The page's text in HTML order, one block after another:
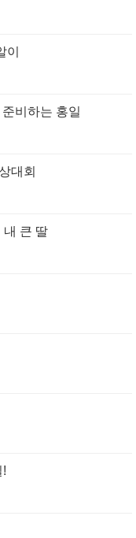
비하는 홍일
대회
내 큰 딸
!